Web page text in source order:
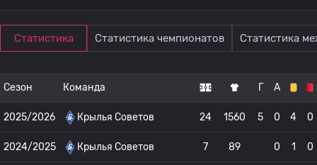
Статистика Статистика чемпионатов Статистика
Сезон Команда Г А
2025/2026 Крылья Советов 24 1560 5 0 4 0
2024/2025 Крылья Советов 7 89 0 1 0